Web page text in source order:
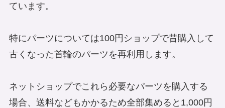
ています。
特にパーツについては100円ショップで昔購入して
古くなった首輪のパーツを再利用します。
ネットショップでこれら必要なパーツを購入する
場合、送料などもかかるため全部集めると1,000円